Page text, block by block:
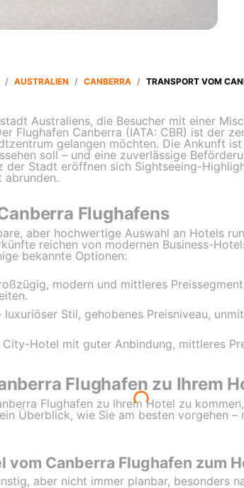
/ AUSTRALIEN / CANBERRA / TRANSPORT VOM
Australiens, die Besucher mit einer
Flughafen Canberra (IATA: CBR) ist der
gelangen möchten. Die Ankunft
soll – und eine zuverlässige
der Stadt eröffnen sich Sightseeing-
abrunden.
Flughafens
aber hochwertige Auswahl an Hotels
reichen von modernen Business-
bekannte Optionen:
modern und mittleres
luxuriöser Stil, gehobenes Preisniveau,
Hotel mit guter Anbindung, mittleres
Flughafen zu Ihrem
Flughafen zu Ihrem Hotel zu
Überblick, wie Sie am besten vorgehen
Canberra Flughafen zum
aber nicht immer planbar, besonders